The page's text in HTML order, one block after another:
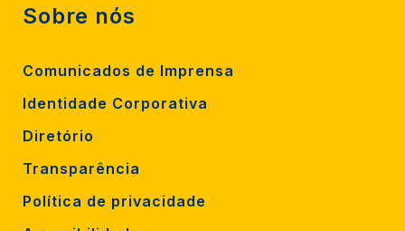
Sobre nós
Comunicados de Imprensa
Identidade Corporativa
Diretório
Transparência
Política de privacidade